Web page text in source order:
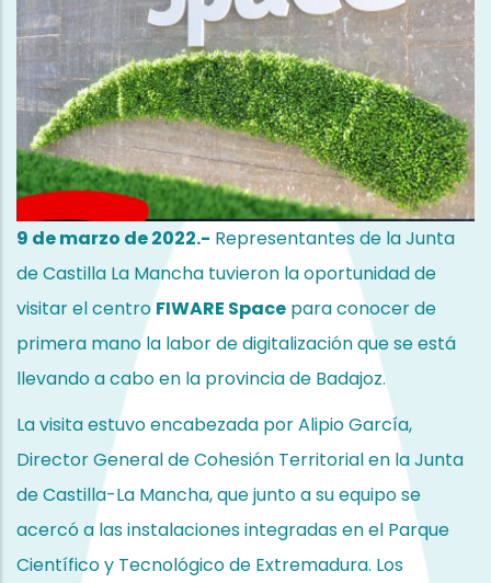
Administración)
Saber más.
9 de marzo de 2022.- Representantes de la Junta
de Castilla La Mancha tuvieron la oportunidad de
visitar el centroFIWARE Space para conocer de
primera mano la labor de digitalización que se está
llevando a cabo en la provincia de Badajoz.
La visita estuvo encabezada por Alipio García,
Director General de Cohesión Territorial en la Junta
de Castilla-La Mancha, que junto a su equipo se
acercó a las instalaciones integradas en el Parque
Científico y Tecnológico de Extremadura. Los